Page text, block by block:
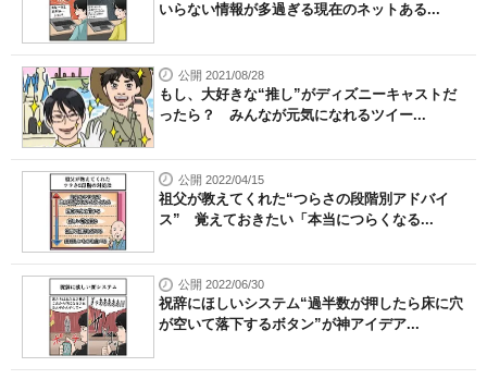
いらない情報が多過ぎる現在のネットある...
公開 2021/08/28
もし、大好きな“推し”がディズニーキャストだ
ったら？ みんなが元気になれるツイー...
公開 2022/04/15
祖父が教えてくれた“つらさの段階別アドバイ
ス” 覚えておきたい「本当につらくなる...
公開 2022/06/30
祝辞にほしいシステム“過半数が押したら床に穴
が空いて落下するボタン”が神アイデア...